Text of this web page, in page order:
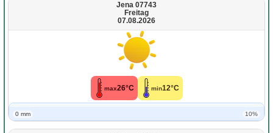
Jena 07743
Freitag
07.08.2026
max26°C min12°C
0 mm 10%